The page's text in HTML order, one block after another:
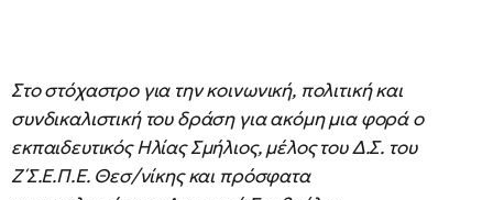
Στο στόχαστρο για την κοινωνική, πολιτική και
συνδικαλιστική του δράση για ακόμη μια φορά ο
εκπαιδευτικός Ηλίας Σμήλιος, μέλος του Δ.Σ. του
Ζ΄Σ.Ε.Π.Ε. Θεσ/νίκης και πρόσφατα